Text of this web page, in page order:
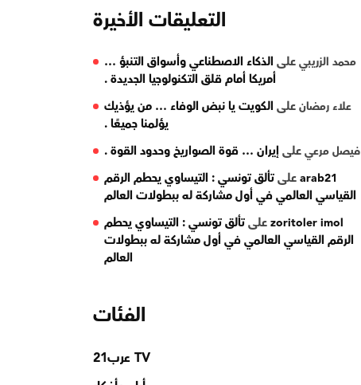
التعليقات الأخيرة
محمد الزريبيعلى الذكاء الاصطناعي وأسواق التنبؤ …
أمريكا أمام قلق التكنولوجيا الجديدة .
علاء رمضانعلى الكويت يا نبض الوفاء … من يؤذيك
يؤلمنا جميعًا .
فيصل مرعيعلى إيران … قوة الصواريخ وحدود القوة .
arab21علىتألق تونسي : التيساوي يحطم الرقم
القياسي العالمي في أول مشاركة له ببطولات العالم
zoritoler imolعلىتألق تونسي : التيساوي يحطم
الرقم القياسي العالمي في أول مشاركة له ببطولات
العالم
الفئات
TV عرب21